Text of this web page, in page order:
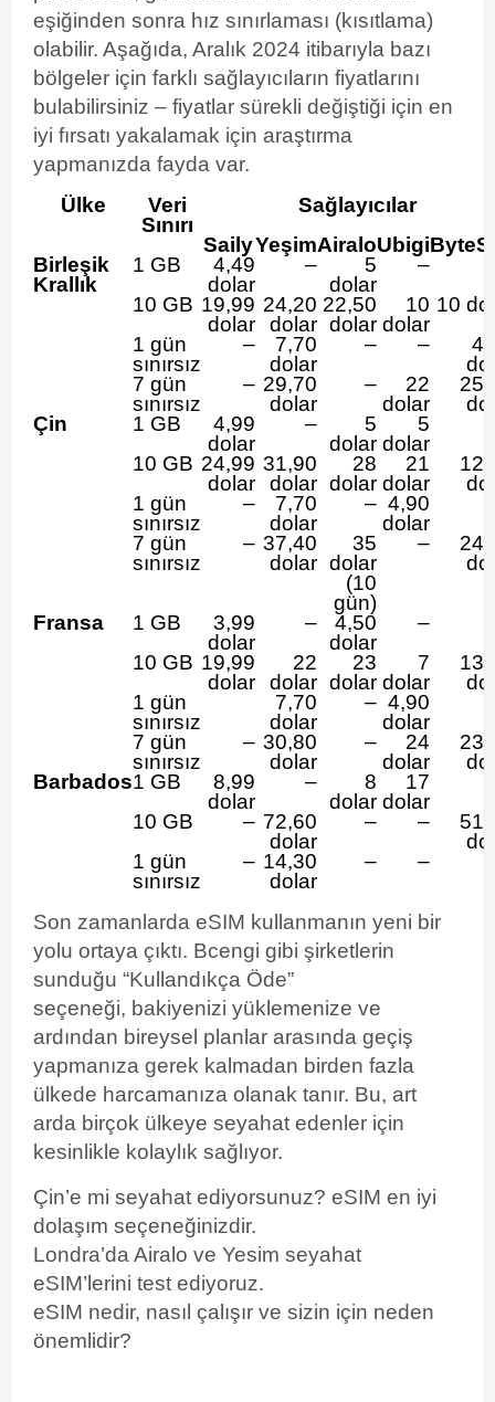
eşiğinden sonra hız sınırlaması (kısıtlama)
olabilir. Aşağıda, Aralık 2024 itibarıyla bazı
bölgeler için farklı sağlayıcıların fiyatlarını
bulabilirsiniz – fiyatlar sürekli değiştiği için en
iyi fırsatı yakalamak için araştırma
yapmanızda fayda var.
Ülke
Veri
Sınırı
Sağlayıcılar
SailyYeşimAiraloUbigi
Birleşik
Krallık
1 GB
4,49
dolar
–
5
dolar
–
10 GB 19,99
dolar
24,20
dolar
22,50
dolar
10
dolar
10
1 gün
sınırsız
–
7,70
dolar
– –
7 gün
sınırsız
– 29,70
dolar
–
22
dolar
Çin
1 GB
4,99
dolar
–
5
dolar
5
dolar
10 GB 24,99
dolar
31,90
dolar
28
dolar
21
dolar
1 gün
sınırsız
–
7,70
dolar
– 4,90
dolar
7 gün
sınırsız
– 37,40
dolar
35
dolar
(10
gün)
–
Fransa 1 GB
3,99
dolar
–
4,50
dolar
–
10 GB 19,99
dolar
22
dolar
23
dolar
7
dolar
1 gün
sınırsız
7,70
dolar
– 4,90
dolar
7 gün
sınırsız
– 30,80
dolar
–
24
dolar
Barbados1 GB
8,99
dolar
–
8
dolar
17
dolar
10 GB
– 72,60
dolar
– –
1 gün
sınırsız
– 14,30
dolar
– –
Son zamanlarda eSIM kullanmanın yeni bir
yolu ortaya çıktı. Bcengi gibi şirketlerin
sunduğu “Kullandıkça Öde”
seçeneği, bakiyenizi yüklemenize ve
ardından bireysel planlar arasında geçiş
yapmanıza gerek kalmadan birden fazla
ülkede harcamanıza olanak tanır. Bu, art
arda birçok ülkeye seyahat edenler için
kesinlikle kolaylık sağlıyor.
Çin’e mi seyahat ediyorsunuz? eSIM en iyi
dolaşım seçeneğinizdir.
Londra’da Airalo ve Yesim seyahat
eSIM’lerini test ediyoruz.
eSIM nedir, nasıl çalışır ve sizin için neden
önemlidir?